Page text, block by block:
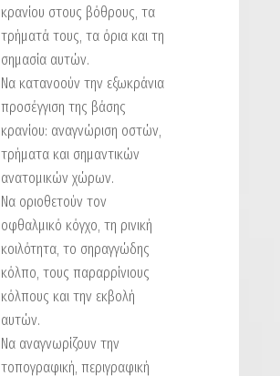
κρανίου στους βόθρους, τα
τρήματά τους, τα όρια και τη
σημασία αυτών.
Nα κατανοούν την εξωκράνια
προσέγγιση της βάσης
κρανίου: αναγνώριση οστών,
τρήματα και σημαντικών
ανατομικών χώρων.
Να οριοθετούν τον
οφθαλμικό κόγχο, τη ρινική
κοιλότητα, το σηραγγώδης
κόλπο, τους παραρρίνιους
κόλπους και την εκβολή
αυτών.
Να αναγνωρίζουν την
τοπογραφική, περιγραφική